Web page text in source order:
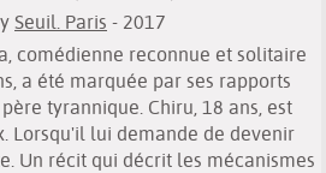
Seuil. Paris - 2017
comédienne reconnue et solitaire
a été marquée par ses rapports
tyrannique. Chiru, 18 ans, est
Lorsqu'il lui demande de devenir
Un récit qui décrit les mécanismes